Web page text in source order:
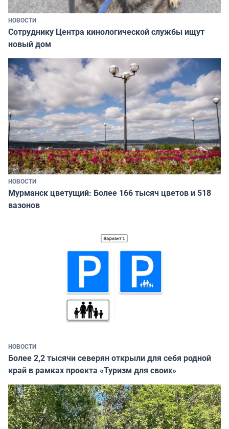
НОВОСТИ
Сотруднику Центра кинологической службы ищут
новый дом
НОВОСТИ
Мурманск цветущий: Более 166 тысяч цветов и 518
вазонов
НОВОСТИ
Более 2,2 тысячи северян открыли для себя родной
край в рамках проекта «Туризм для своих»